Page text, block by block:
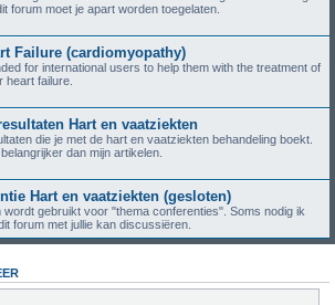
forum moet je apart worden toegelaten.
Failure (cardiomyopathy)
for international users to help them with the treatment of
heart failure.
Hart en vaatziekten
die je met de hart en vaatziekten behandeling boekt.
dan mijn artikelen.
Hart en vaatziekten (gesloten)
wordt gebruikt voor "thema conferenties". Soms nodig ik
forum met jullie kan discussiëren.